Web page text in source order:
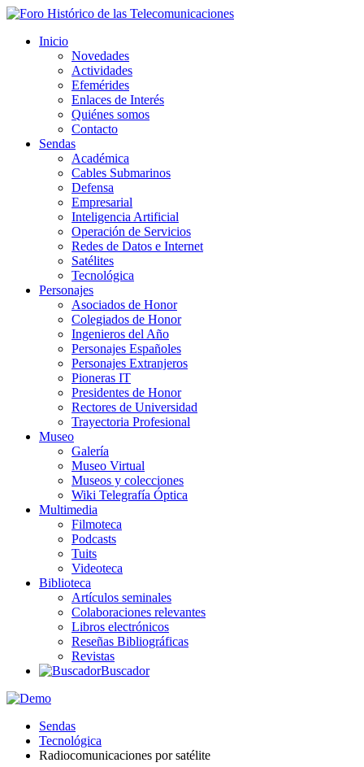
Inicio
Novedades
Actividades
Efemérides
Enlaces de Interés
Quiénes somos
Contacto
Sendas
Académica
Cables Submarinos
Defensa
Empresarial
Inteligencia Artificial
Operación de Servicios
Redes de Datos e Internet
Satélites
Tecnológica
Personajes
Asociados de Honor
Colegiados de Honor
Ingenieros del Año
Personajes Españoles
Personajes Extranjeros
Pioneras IT
Presidentes de Honor
Rectores de Universidad
Trayectoria Profesional
Museo
Galería
Museo Virtual
Museos y colecciones
Wiki Telegrafía Óptica
Multimedia
Filmoteca
Podcasts
Tuits
Videoteca
Biblioteca
Artículos seminales
Colaboraciones relevantes
Libros electrónicos
Reseñas Bibliográficas
Revistas
Buscador
Sendas
Tecnológica
Radiocomunicaciones por satélite